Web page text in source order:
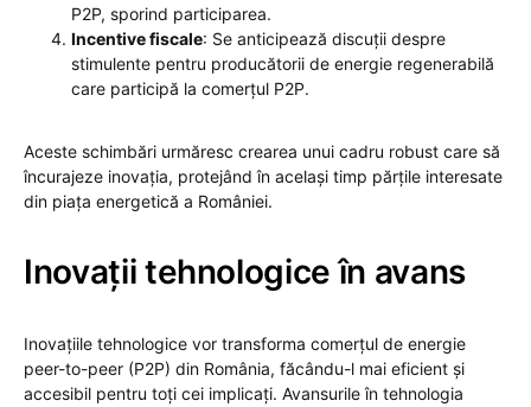
P2P, sporind participarea.
Incentive fiscale: Se anticipează discuții despre
stimulente pentru producătorii de energie regenerabilă
care participă la comerțul P2P.
Aceste schimbări urmăresc crearea unui cadru robust care să
încurajeze inovația, protejând în același timp părțile interesate
din piața energetică a României.
Inovații tehnologice în avans
Inovațiile tehnologice vor transforma comerțul de energie
peer-to-peer (P2P) din România, făcându-l mai eficient și
accesibil pentru toți cei implicați. Avansurile în tehnologia